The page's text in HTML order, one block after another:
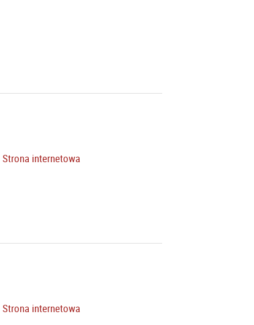
Strona internetowa
Strona internetowa